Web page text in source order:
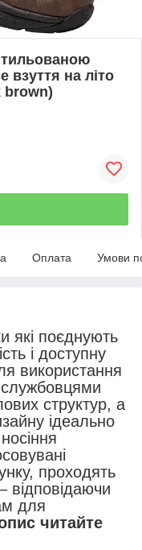
взуття на літо
brown)
Оплата Умови
які поєднують
і доступну
використання
службовцями
структур, а
ідеально
проходять
відповідаючи
для
читайте